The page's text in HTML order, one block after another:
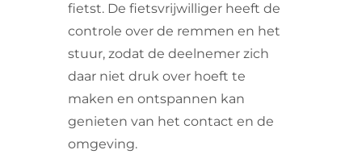
fietst. De fietsvrijwilliger heeft de
controle over de remmen en het
stuur, zodat de deelnemer zich
daar niet druk over hoeft te
maken en ontspannen kan
genieten van het contact en de
omgeving.